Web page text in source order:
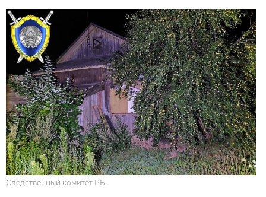
Следственный комитет РБ